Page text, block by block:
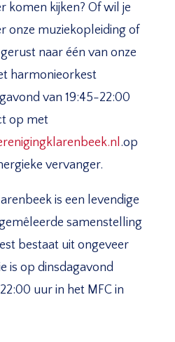
komen kijken? Of wil je
onze muziekopleiding of
naar één van onze
harmonieorkest
van 19:45-22:00
op met
.op
vervanger.
is een levendige
samenstelling
bestaat uit ongeveer
is op dinsdagavond
uur in het MFC in